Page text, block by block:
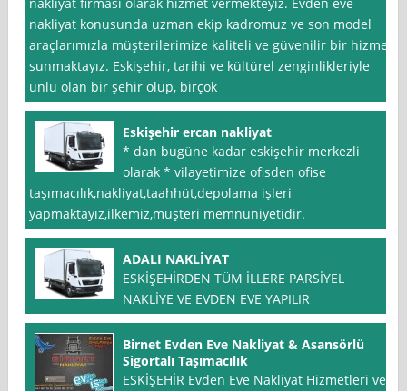
nakliyat konusunda uzman ekip kadromuz ve son model
araçlarımızla müşterilerimize kaliteli ve güvenilir bir hizmet
sunmaktayız. Eskişehir, tarihi ve kültürel zenginlikleriyle
ünlü olan bir şehir olup, birçok
Eskişehir ercan nakliyat
* dan bugüne kadar eskişehir merkezli
olarak * vilayetimize ofisden ofise
taşımacılık,nakliyat,taahhüt,depolama işleri
yapmaktayız,ilkemiz,müşteri memnuniyetidir.
ADALI NAKLİYAT
ESKİŞEHİRDEN TÜM İLLERE PARSİYEL
NAKLİYE VE EVDEN EVE YAPILIR
Birnet Evden Eve Nakliyat & Asansörlü
Sigortalı Taşımacılık
ESKİŞEHİR Evden Eve Nakliyat Hizmetleri ve